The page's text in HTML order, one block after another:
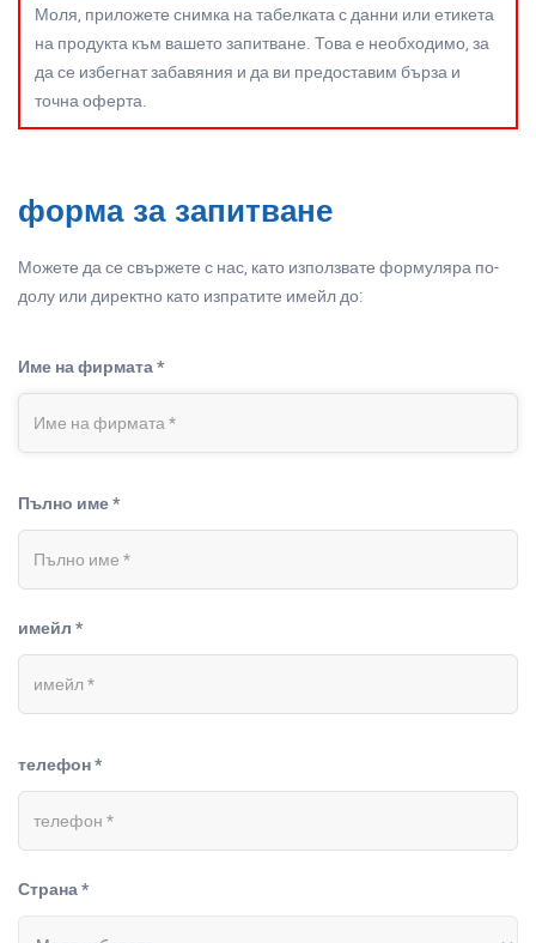
Моля, приложете снимка на табелката с данни или етикета
на продукта към вашето запитване. Това е необходимо, за
да се избегнат забавяния и да ви предоставим бърза и
точна оферта.
форма за запитване
Можете да се свържете с нас, като използвате формуляра по-
долу или директно като изпратите имейл до:
Име на фирмата *
Пълно име *
имейл *
телефон *
Страна *